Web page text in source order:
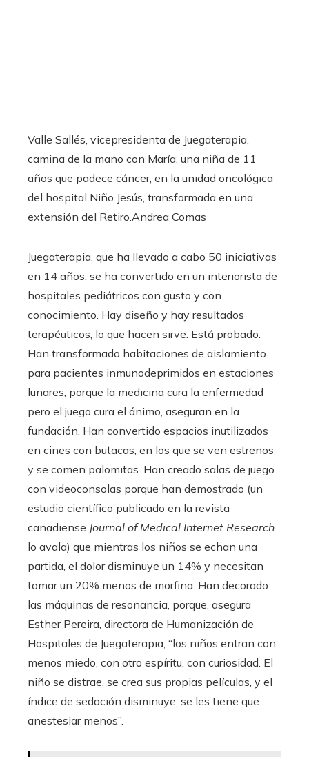
Valle Sallés, vicepresidenta de Juegaterapia,
camina de la mano con María, una niña de 11
años que padece cáncer, en la unidad oncológica
del hospital Niño Jesús, transformada en una
extensión del Retiro.Andrea Comas
Juegaterapia, que ha llevado a cabo 50 iniciativas
en 14 años, se ha convertido en un interiorista de
hospitales pediátricos con gusto y con
conocimiento. Hay diseño y hay resultados
terapéuticos, lo que hacen sirve. Está probado.
Han transformado habitaciones de aislamiento
para pacientes inmunodeprimidos en estaciones
lunares, porque la medicina cura la enfermedad
pero el juego cura el ánimo, aseguran en la
fundación. Han convertido espacios inutilizados
en cines con butacas, en los que se ven estrenos
y se comen palomitas. Han creado salas de juego
con videoconsolas porque han demostrado (un
estudio científico publicado en la revista
canadiense Journal of Medical Internet Research
lo avala) que mientras los niños se echan una
partida, el dolor disminuye un 14% y necesitan
tomar un 20% menos de morfina. Han decorado
las máquinas de resonancia, porque, asegura
Esther Pereira, directora de Humanización de
Hospitales de Juegaterapia, “los niños entran con
menos miedo, con otro espíritu, con curiosidad. El
niño se distrae, se crea sus propias películas, y el
índice de sedación disminuye, se les tiene que
anestesiar menos”.